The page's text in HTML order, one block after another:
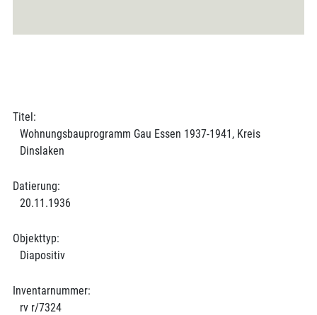
Titel:
Wohnungsbauprogramm Gau Essen 1937-1941, Kreis
Dinslaken
Datierung:
20.11.1936
Objekttyp:
Diapositiv
Inventarnummer:
rv r/7324